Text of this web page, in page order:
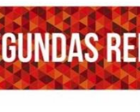
con exactitud a
productos así como
que, en todo
fabricante o el
a sus clientes la